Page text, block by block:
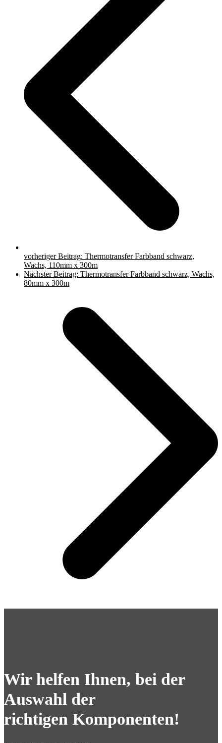
vorheriger Beitrag: Thermotransfer Farbband schwarz,
Wachs, 110mm x 300m
Nächster Beitrag: Thermotransfer Farbband schwarz, Wachs,
80mm x 300m
Wir helfen Ihnen, bei der
Auswahl der
richtigen Komponenten!